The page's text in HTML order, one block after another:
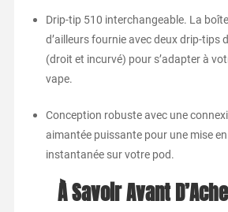
Drip-tip 510 interchangeable. La
d’ailleurs fournie avec deux drip-tips
(droit et incurvé) pour s’adapter à
vape.
Conception robuste avec une
aimantée puissante pour une mise
instantanée sur votre pod.
À Savoir Avant